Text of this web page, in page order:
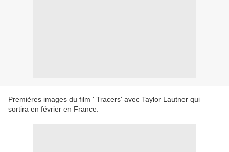
Premières images du film ' Tracers' avec Taylor Lautner qui
sortira en février en France.